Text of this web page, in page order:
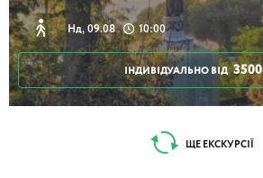
Нд, 09.08 10:00
ІНДИВІДУАЛЬНО ВІД 3500
ЩЕ ЕКСКУРСІЇ